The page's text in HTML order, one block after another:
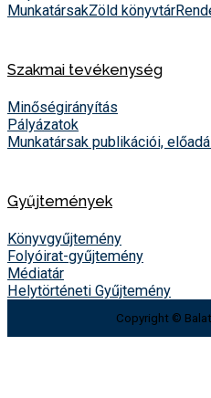
MunkatársakZöld könyvtár
Szakmai tevékenység
Minőségirányítás
Pályázatok
Munkatársak publikációi,
Gyűjtemények
Könyvgyűjtemény
Folyóirat-gyűjtemény
Médiatár
Helytörténeti Gyűjtemény
Copyright ©